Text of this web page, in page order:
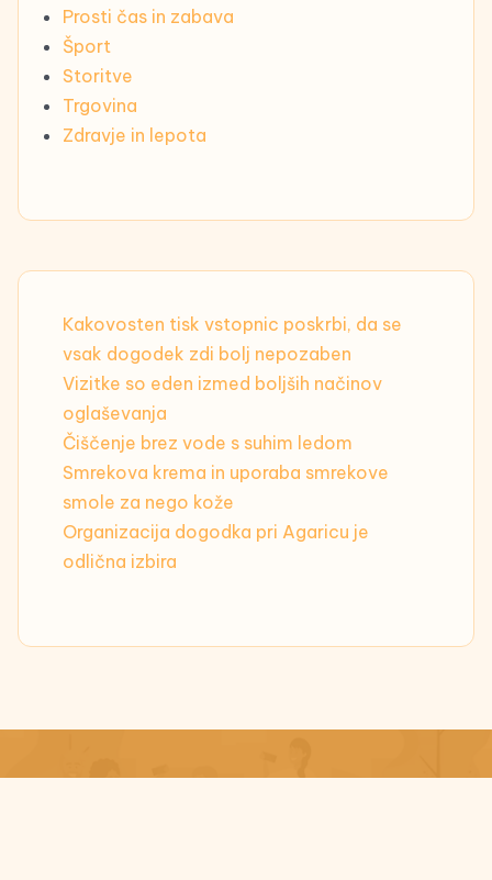
Prosti čas in zabava
Šport
Storitve
Trgovina
Zdravje in lepota
Kakovosten tisk vstopnic poskrbi, da se
vsak dogodek zdi bolj nepozaben
Vizitke so eden izmed boljših načinov
oglaševanja
Čiščenje brez vode s suhim ledom
Smrekova krema in uporaba smrekove
smole za nego kože
Organizacija dogodka pri Agaricu je
odlična izbira